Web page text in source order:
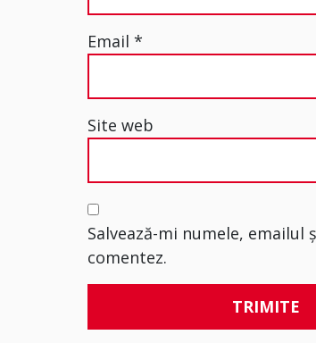
Email*
Site web
Salvează-mi numele,
comentez.